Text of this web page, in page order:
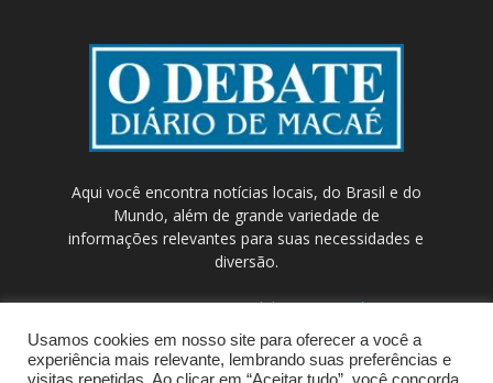
Aqui você encontra notícias locais, do Brasil e do
Mundo, além de grande variedade de
informações relevantes para suas necessidades e
diversão.
Contato:contato@odebateon.com.br /
comercia@odebateon.com.br
Usamos cookies em nosso site para oferecer a você a
experiência mais relevante, lembrando suas preferências e